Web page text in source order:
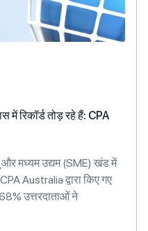
में रिकॉर्ड तोड़ रहे हैं: CPA
और मध्यम उद्यम (SME) खंड में
Australia द्वारा किए गए
उत्तरदाताओं ने